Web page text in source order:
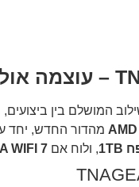
המושלם בין
מהדור החדש, יחד
, ולוח אם WIFI 7